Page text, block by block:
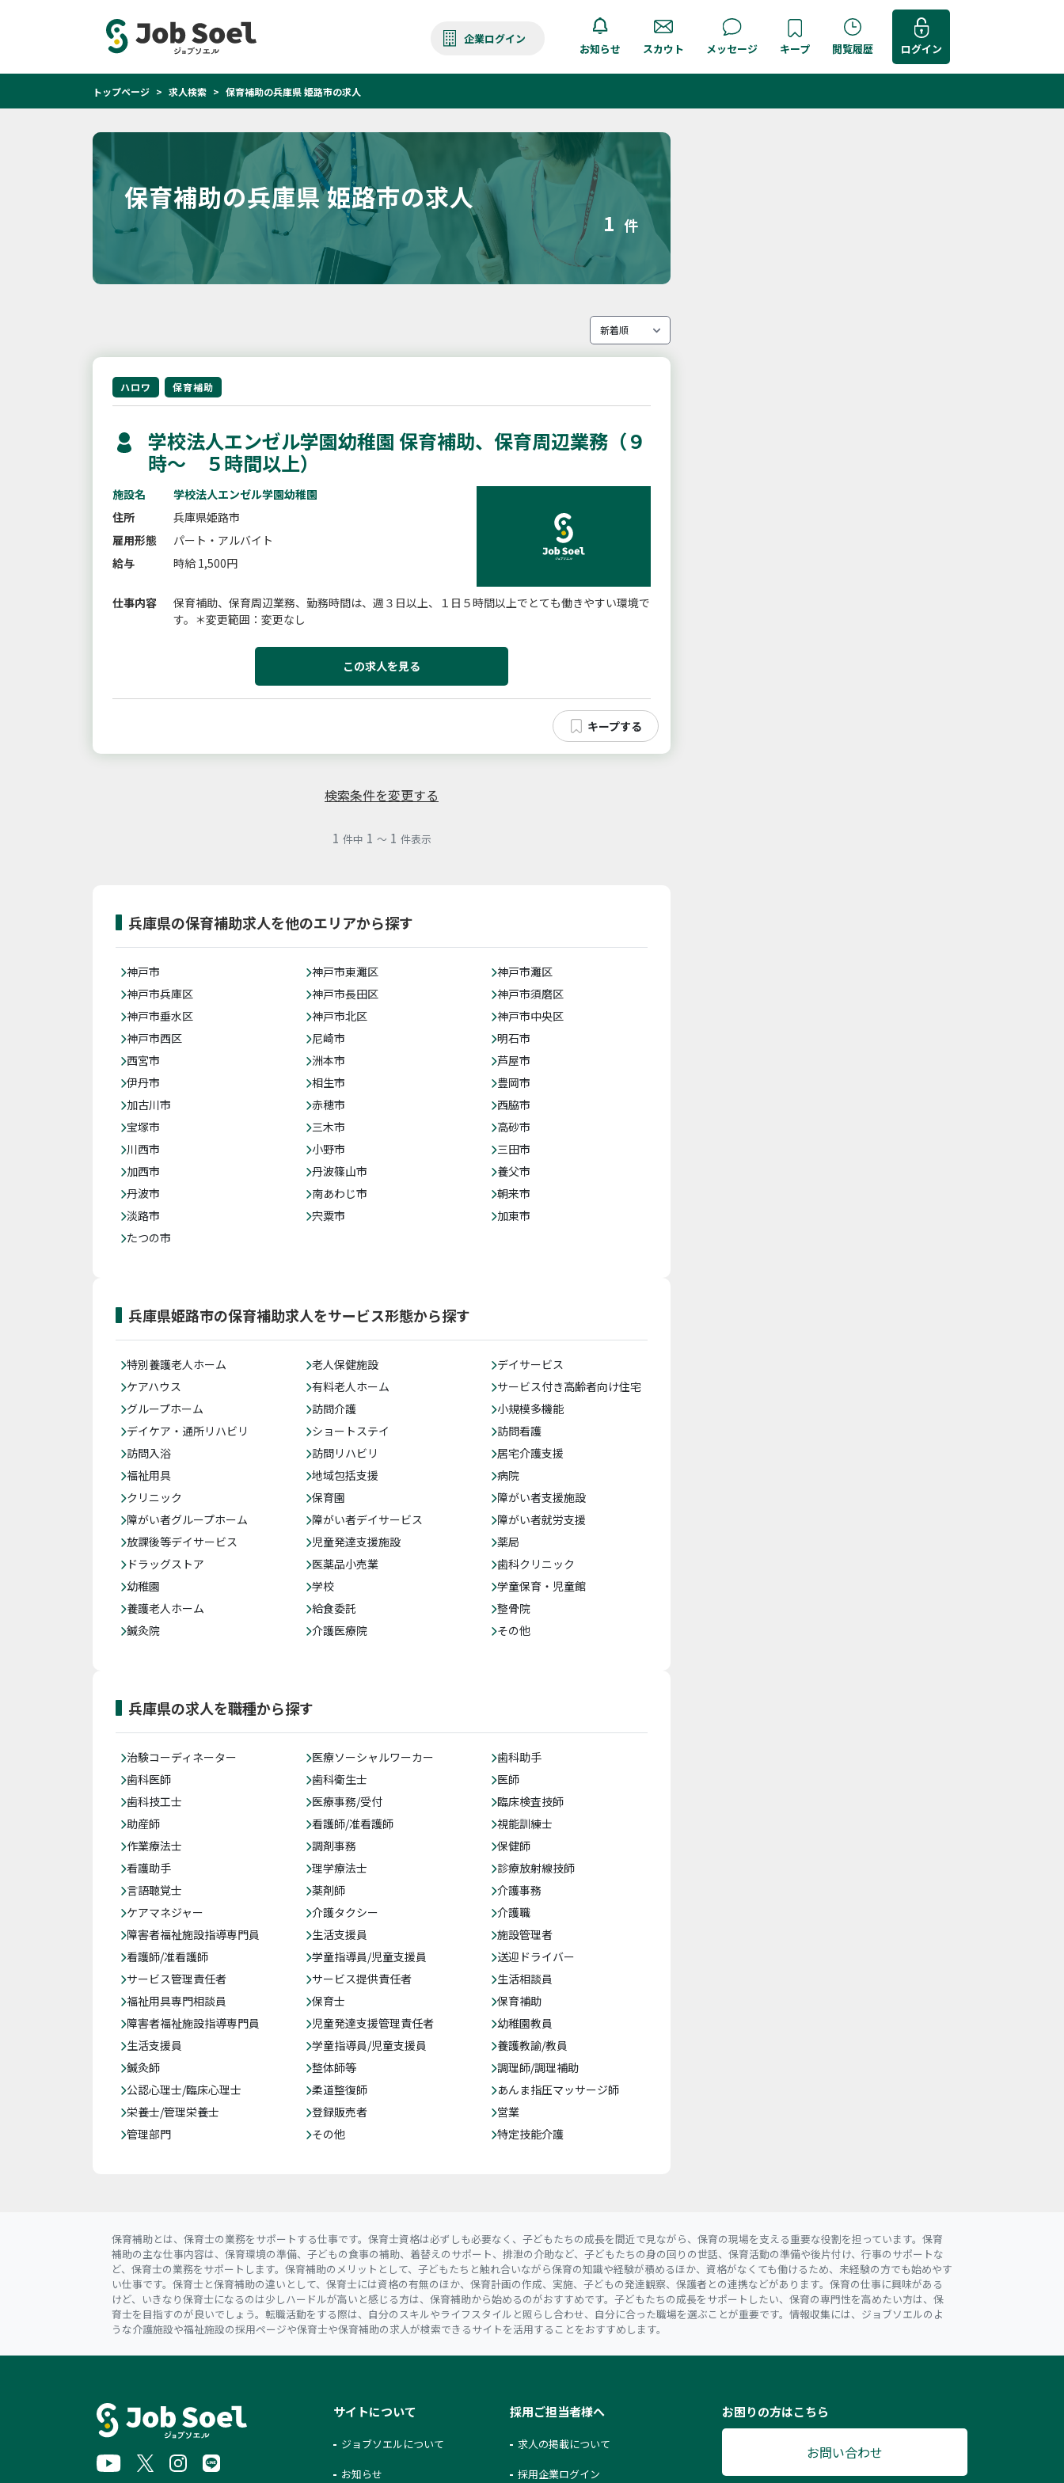
企業ログイン
お知らせ スカウト メッセージ キープ 閲覧履歴 ログイン
トップページ 求人検索 保育補助の兵庫県 姫路市の求人
保育補助の兵庫県 姫路市の求人
1 件
ハロワ 保育補助
学校法人エンゼル学園幼稚園 保育補助、保育周辺業務（９
時〜 ５時間以上）
施設名
学校法人エンゼル学園幼稚園
住所
兵庫県姫路市
雇用形態
パート・アルバイト
給与
時給 1,500円
仕事内容
保育補助、保育周辺業務、勤務時間は、週３日以上、１日５時間以上でとても働きやすい環境で
す。＊変更範囲：変更なし
この求人を見る
検索条件を変更する
1 件中 1 ～ 1 件表示
兵庫県の保育補助求人を他のエリアから探す
神戸市 神戸市東灘区
神戸市灘区
神戸市兵庫区
神戸市長田区
神戸市須磨区
神戸市垂水区
神戸市北区
神戸市中央区
神戸市西区
尼崎市
明石市
西宮市
洲本市
芦屋市
伊丹市
相生市
豊岡市
加古川市
赤穂市
西脇市
宝塚市
三木市
高砂市
川西市
小野市
三田市
加西市
丹波篠山市
養父市
丹波市
南あわじ市
朝来市
淡路市
宍粟市
加東市
たつの市
兵庫県姫路市の保育補助求人をサービス形態から探す
特別養護老人ホーム 老人保健施設
デイサービス
ケアハウス
有料老人ホーム
サービス付き高齢者向け住宅
グループホーム
訪問介護
小規模多機能
デイケア・通所リハビリ
ショートステイ
訪問看護
訪問入浴
訪問リハビリ
居宅介護支援
福祉用具
地域包括支援
病院
クリニック
保育園
障がい者支援施設
障がい者グループホーム
障がい者デイサービス
障がい者就労支援
放課後等デイサービス
児童発達支援施設
薬局
ドラッグストア
医薬品小売業
歯科クリニック
幼稚園
学校
学童保育・児童館
養護老人ホーム
給食委託
整骨院
鍼灸院
介護医療院 その他
兵庫県の求人を職種から探す
治験コーディネーター 医療ソーシャルワーカー
歯科助手
歯科医師
歯科衛生士
医師
歯科技工士
医療事務/受付
臨床検査技師
助産師
看護師/准看護師
視能訓練士
作業療法士
調剤事務
保健師
看護助手
理学療法士
診療放射線技師
言語聴覚士
薬剤師
介護事務
ケアマネジャー
介護タクシー
介護職
障害者福祉施設指導専門員
生活支援員
施設管理者
看護師/准看護師
学童指導員/児童支援員
送迎ドライバー
サービス管理責任者
サービス提供責任者
生活相談員
福祉用具専門相談員
保育士
保育補助
障害者福祉施設指導専門員
児童発達支援管理責任者
幼稚園教員
生活支援員
学童指導員/児童支援員
養護教諭/教員
鍼灸師
整体師等
調理師/調理補助
公認心理士/臨床心理士
柔道整復師
あんま指圧マッサージ師
栄養士/管理栄養士
登録販売者
営業
管理部門
その他 特定技能介護
保育補助とは、保育士の業務をサポートする仕事です。保育士資格は必ずしも必要なく、子どもたちの成長を間近で見ながら、保育の現場を支える重要な役割を担っています。保育
補助の主な仕事内容は、保育環境の準備、子どもの食事の補助、着替えのサポート、排泄の介助など、子どもたちの身の回りの世話、保育活動の準備や後片付け、行事のサポートな
ど、保育士の業務をサポートします。保育補助のメリットとして、子どもたちと触れ合いながら保育の知識や経験が積めるほか、資格がなくても働けるため、未経験の方でも始めやす
い仕事です。保育士と保育補助の違いとして、保育士には資格の有無のほか、保育計画の作成、実施、子どもの発達観察、保護者との連携などがあります。保育の仕事に興味がある
けど、いきなり保育士になるのは少しハードルが高いと感じる方は、保育補助から始めるのがおすすめです。子どもたちの成長をサポートしたい、保育の専門性を高めたい方は、保
育士を目指すのが良いでしょう。転職活動をする際は、自分のスキルやライフスタイルと照らし合わせ、自分に合った職場を選ぶことが重要です。情報収集には、ジョブソエルのよ
うな介護施設や福祉施設の採用ページや保育士や保育補助の求人が検索できるサイトを活用することをおすすめします。
サイトについて
ジョブソエルについて
お知らせ
採用ご担当者様へ
求人の掲載について
採用企業ログイン
お困りの方はこちら
お問い合わせ